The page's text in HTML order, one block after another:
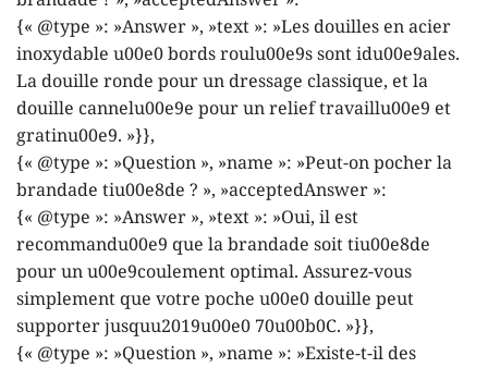
{« @type »: »Answer », »text »: »Les douilles en acier
inoxydable u00e0 bords roulu00e9s sont idu00e9ales.
La douille ronde pour un dressage classique, et la
douille cannelu00e9e pour un relief travaillu00e9 et
gratinu00e9. »}},
{« @type »: »Question », »name »: »Peut-on pocher la
brandade tiu00e8de ? », »acceptedAnswer »:
{« @type »: »Answer », »text »: »Oui, il est
recommandu00e9 que la brandade soit tiu00e8de
pour un u00e9coulement optimal. Assurez-vous
simplement que votre poche u00e0 douille peut
supporter jusquu2019u00e0 70u00b0C. »}},
{« @type »: »Question », »name »: »Existe-t-il des